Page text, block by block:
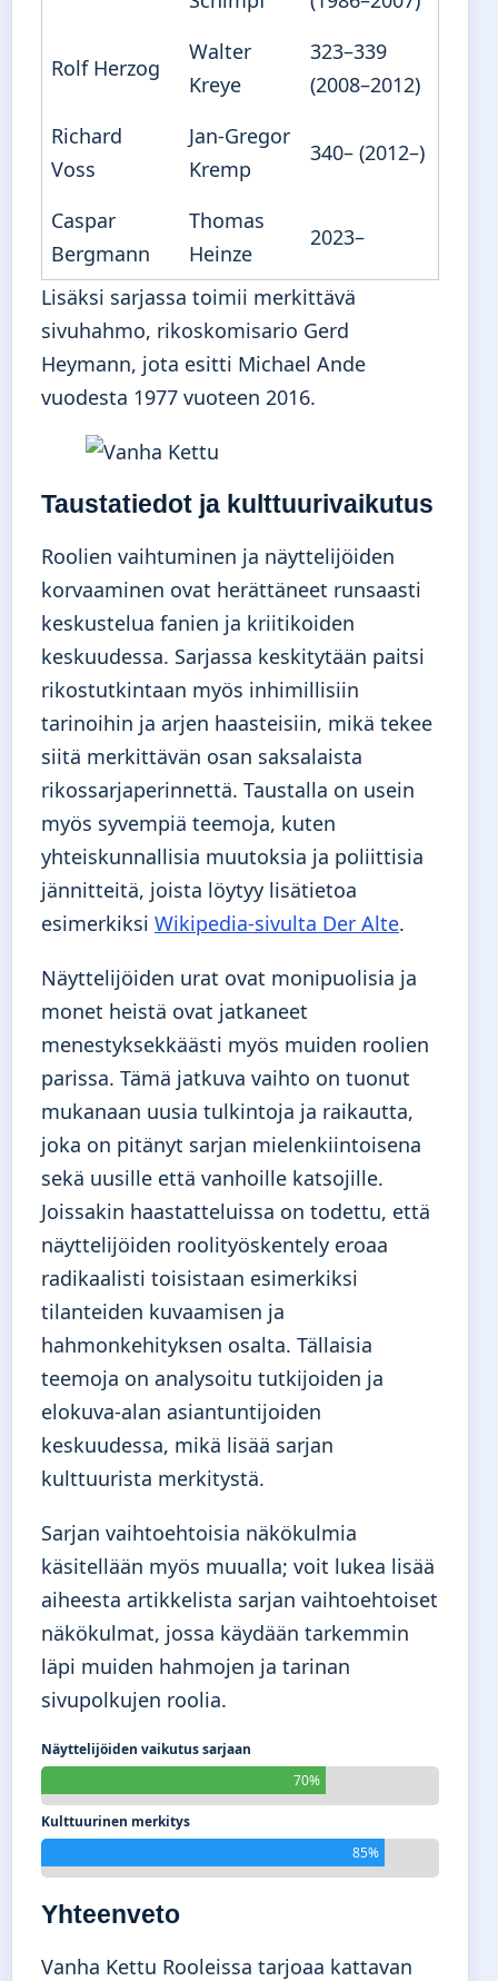
Rolf Herzog
Walter
Kreye
323–339
(2008–2012)
Richard
Voss
Jan-Gregor
Kremp
340– (2012–)
Caspar
Bergmann
Thomas
Heinze
2023–
Lisäksi sarjassa toimii merkittävä
sivuhahmo, rikoskomisario Gerd
Heymann, jota esitti Michael Ande
vuodesta 1977 vuoteen 2016.
Taustatiedot ja kulttuurivaikutus
Roolien vaihtuminen ja näyttelijöiden
korvaaminen ovat herättäneet runsaasti
keskustelua fanien ja kriitikoiden
keskuudessa. Sarjassa keskitytään paitsi
rikostutkintaan myös inhimillisiin
tarinoihin ja arjen haasteisiin, mikä tekee
siitä merkittävän osan saksalaista
rikossarjaperinnettä. Taustalla on usein
myös syvempiä teemoja, kuten
yhteiskunnallisia muutoksia ja poliittisia
jännitteitä, joista löytyy lisätietoa
esimerkiksi Wikipedia-sivulta Der Alte.
Näyttelijöiden urat ovat monipuolisia ja
monet heistä ovat jatkaneet
menestyksekkäästi myös muiden roolien
parissa. Tämä jatkuva vaihto on tuonut
mukanaan uusia tulkintoja ja raikautta,
joka on pitänyt sarjan mielenkiintoisena
sekä uusille että vanhoille katsojille.
Joissakin haastatteluissa on todettu, että
näyttelijöiden roolityöskentely eroaa
radikaalisti toisistaan esimerkiksi
tilanteiden kuvaamisen ja
hahmonkehityksen osalta. Tällaisia
teemoja on analysoitu tutkijoiden ja
elokuva-alan asiantuntijoiden
keskuudessa, mikä lisää sarjan
kulttuurista merkitystä.
Sarjan vaihtoehtoisia näkökulmia
käsitellään myös muualla; voit lukea lisää
aiheesta artikkelista sarjan vaihtoehtoiset
näkökulmat, jossa käydään tarkemmin
läpi muiden hahmojen ja tarinan
sivupolkujen roolia.
Näyttelijöiden vaikutus sarjaan
70%
Kulttuurinen merkitys
85%
Yhteenveto
Vanha Kettu Rooleissa tarjoaa kattavan